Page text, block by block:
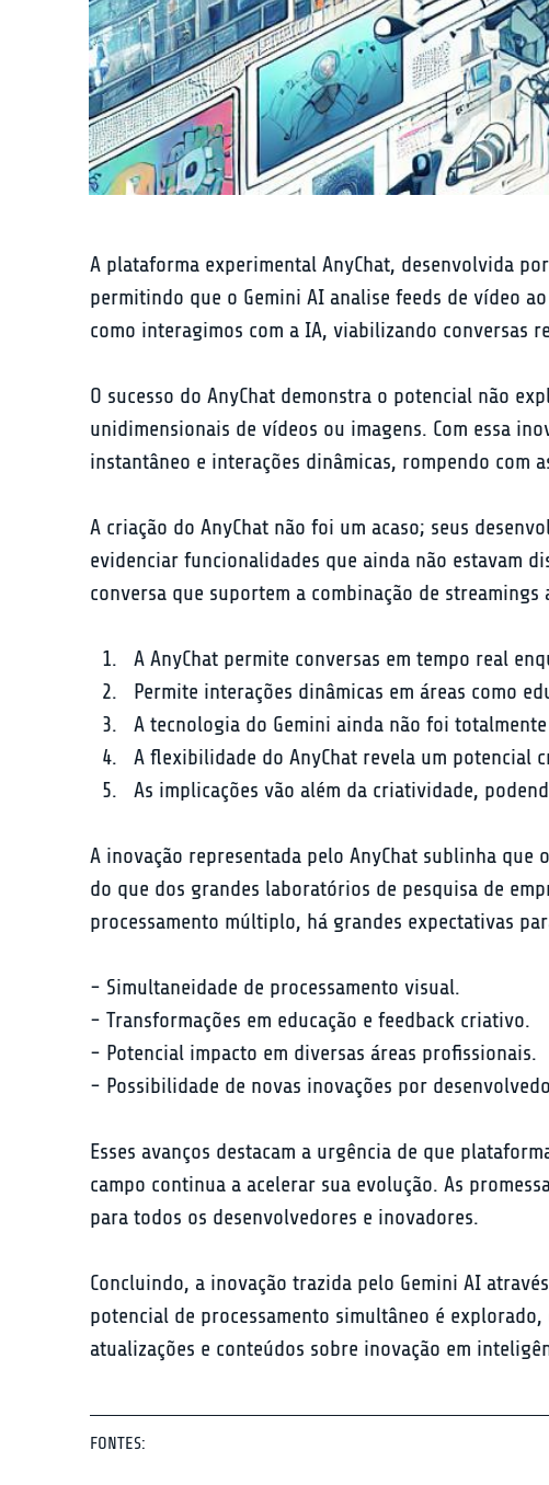
A plataforma experimental AnyChat, desenvolvida
permitindo que o Gemini AI analise feeds de vídeo
como interagimos com a IA, viabilizando conversas
O sucesso do AnyChat demonstra o potencial não
unidimensionais de vídeos ou imagens. Com essa
instantâneo e interações dinâmicas, rompendo com
A criação do AnyChat não foi um acaso; seus
evidenciar funcionalidades que ainda não estavam
conversa que suportem a combinação de
A AnyChat permite conversas em tempo real
Permite interações dinâmicas em áreas como
A tecnologia do Gemini ainda não foi
A flexibilidade do AnyChat revela um potencial
As implicações vão além da criatividade,
A inovação representada pelo AnyChat sublinha
do que dos grandes laboratórios de pesquisa de
processamento múltiplo, há grandes expectativas
- Simultaneidade de processamento visual.
- Transformações em educação e feedback criativo.
- Potencial impacto em diversas áreas profissionais.
- Possibilidade de novas inovações por
Esses avanços destacam a urgência de que
campo continua a acelerar sua evolução. As
para todos os desenvolvedores e inovadores.
Concluindo, a inovação trazida pelo Gemini AI
potencial de processamento simultâneo é
atualizações e conteúdos sobre inovação em
FONTES: